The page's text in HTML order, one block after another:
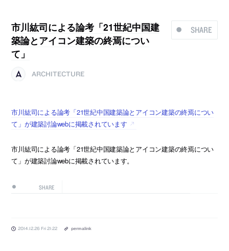
SHARE
市川紘司による論考「21世紀中国建
築論とアイコン建築の終焉につい
て」
ARCHITECTURE
市川紘司による論考「21世紀中国建築論とアイコン建築の終焉につい
て」が建築討論webに掲載されています
市川紘司による論考「21世紀中国建築論とアイコン建築の終焉につい
て」が建築討論webに掲載されています。
SHARE
2014.12.26 Fri 21:22 permalink